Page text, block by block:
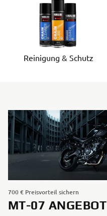
Reinigung & Schutz
700 € Preisvorteil sichern
MT-07 ANGEBOT